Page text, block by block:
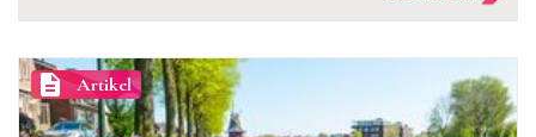
description Artikel